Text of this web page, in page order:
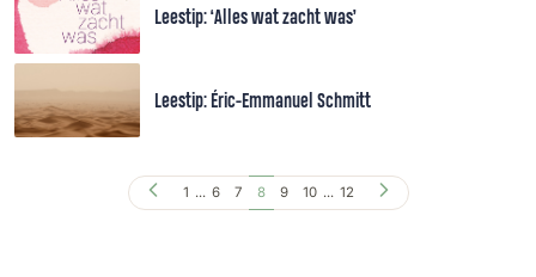
Leestip: ‘Alles wat zacht was’
Leestip: Éric-Emmanuel Schmitt
1 ... 6 7 8 9 10 ... 12